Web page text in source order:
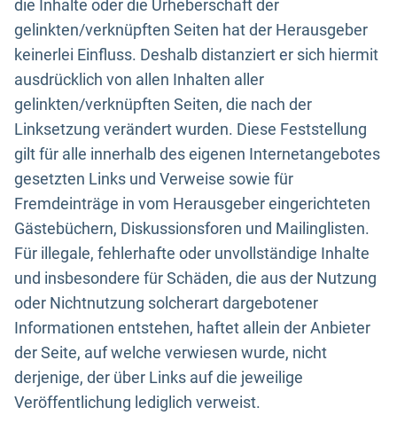
die Inhalte oder die Urheberschaft der
gelinkten/verknüpften Seiten hat der Herausgeber
keinerlei Einfluss. Deshalb distanziert er sich hiermit
ausdrücklich von allen Inhalten aller
gelinkten/verknüpften Seiten, die nach der
Linksetzung verändert wurden. Diese Feststellung
gilt für alle innerhalb des eigenen Internetangebotes
gesetzten Links und Verweise sowie für
Fremdeinträge in vom Herausgeber eingerichteten
Gästebüchern, Diskussionsforen und Mailinglisten.
Für illegale, fehlerhafte oder unvollständige Inhalte
und insbesondere für Schäden, die aus der Nutzung
oder Nichtnutzung solcherart dargebotener
Informationen entstehen, haftet allein der Anbieter
der Seite, auf welche verwiesen wurde, nicht
derjenige, der über Links auf die jeweilige
Veröffentlichung lediglich verweist.